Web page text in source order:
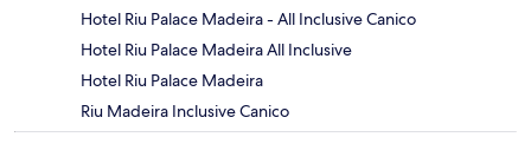
Hotel Riu Palace Madeira - All Inclusive Canico
Hotel Riu Palace Madeira All Inclusive
Hotel Riu Palace Madeira
Riu Madeira Inclusive Canico